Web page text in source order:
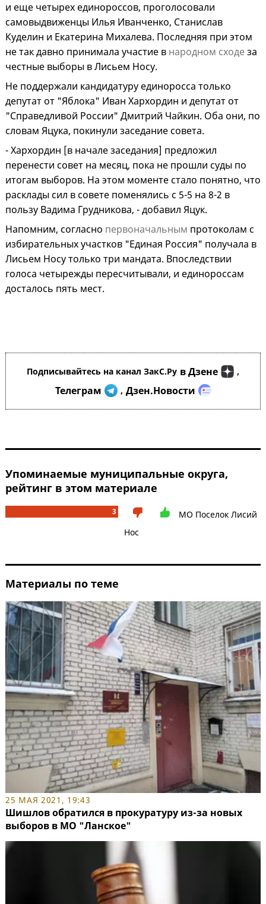
и еще четырех единороссов, проголосовали
самовыдвиженцы Илья Иванченко, Станислав
Куделин и Екатерина Михалева. Последняя при этом
не так давно принимала участие в народном сходеза
честные выборы в Лисьем Носу.
Не поддержали кандидатуру единоросса только
депутат от "Яблока" Иван Хархордин и депутат от
"Справедливой России" Дмитрий Чайкин. Оба они, по
словам Яцука, покинули заседание совета.
- Хархордин [в начале заседания] предложил
перенести совет на месяц, пока не прошли суды по
итогам выборов. На этом моменте стало понятно, что
расклады сил в совете поменялись с 5-5 на 8-2 в
пользу Вадима Грудникова, - добавил Яцук.
Напомним, согласно первоначальным протоколам с
избирательных участков "Единая Россия" получала в
Лисьем Носу только три мандата. Впоследствии
голоса четырежды пересчитывали, и единороссам
досталось пять мест.
Подписывайтесь на канал ЗакС.Ру в Дзене ,
Телеграм , Дзен.Новости
Упоминаемые муниципальные округа,
рейтинг в этом материале
3
МО Поселок Лисий
Нос
Материалы по теме
25 МАЯ 2021, 19:43
Шишлов обратился в прокуратуру из-за новых
выборов в МО "Ланское"